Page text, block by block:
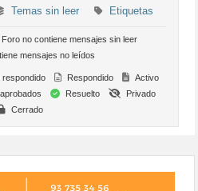
Temas sin leer Etiquetas
Foro no contiene mensajes sin leer
mensajes no leídos
respondido Respondido
Activo
Resuelto
Privado
Cerrado